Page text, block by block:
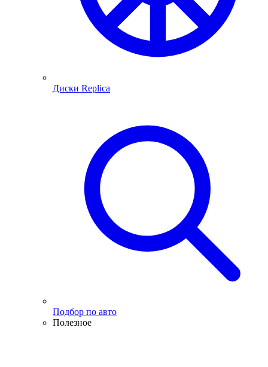
Диски Replica
Подбор по авто
Полезное